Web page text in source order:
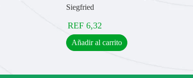
Siegfried
REF 6,32
Añadir al carrito